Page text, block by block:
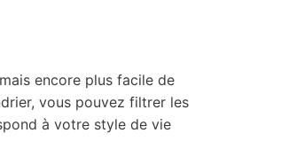
encore plus facile de
vous pouvez filtrer les
à votre style de vie